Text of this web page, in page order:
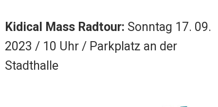
Kidical Mass Radtour: Sonntag 17. 09.
2023 / 10 Uhr / Parkplatz an der
Stadthalle